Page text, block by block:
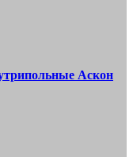
Аскон